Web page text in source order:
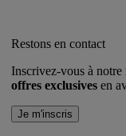
Restons en contact
Inscrivez-vous à notre
offres exclusives en